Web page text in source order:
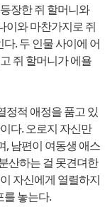
장한 쥐 할머니와
이와 마찬가지로 쥐
. 두 인물 사이에 어
쥐 할머니가 에욜
정적 애정을 품고 있
다. 오로지 자신만
, 남편이 여동생 애스
산하는 걸 못견뎌한
자신에게 열렬하지
를 놓는다.